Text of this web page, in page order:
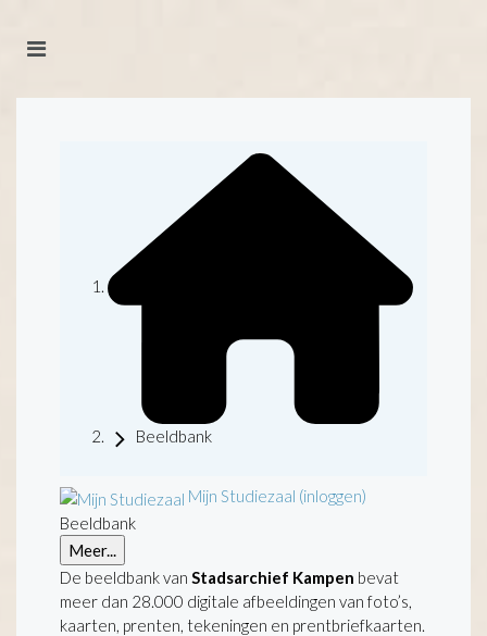
Beeldbank
Mijn Studiezaal (inloggen)
Beeldbank
Meer...
De beeldbank van Stadsarchief Kampen bevat
meer dan 28.000 digitale afbeeldingen van foto’s,
kaarten, prenten, tekeningen en prentbriefkaarten.